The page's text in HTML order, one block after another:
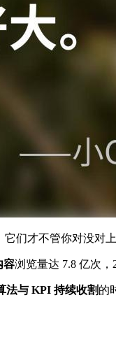
们才不管你对没对
容浏览量达 7.8 亿次，
法与 KPI 持续收割的